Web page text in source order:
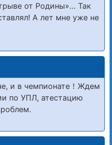
от Родины»… Так
А лет мне уже не
и в чемпионате！Ждем
по УПЛ, атестацию